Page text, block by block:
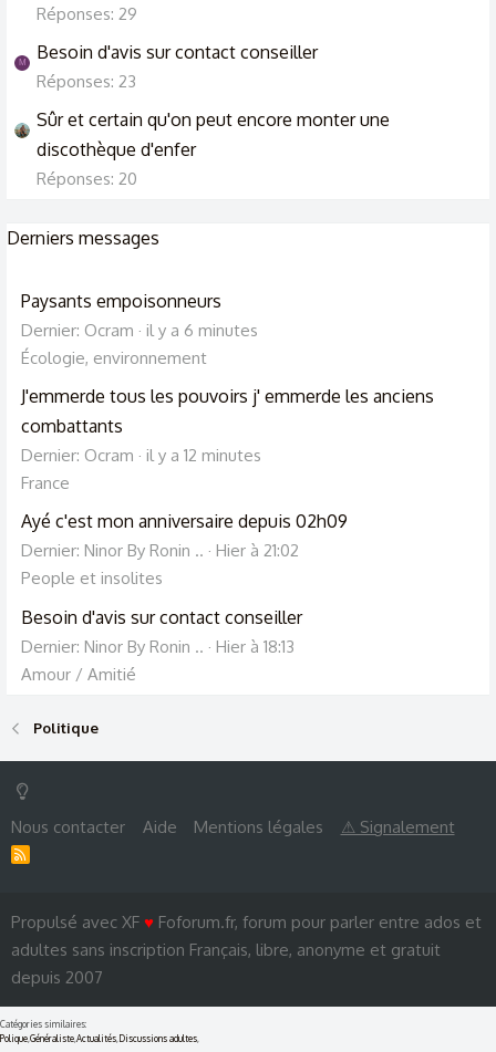
Réponses: 29
M Besoin d'avis sur contact conseiller
Réponses: 23
Sûr et certain qu'on peut encore monter une
discothèque d'enfer
Réponses: 20
Derniers messages
Paysants empoisonneurs
Dernier: Ocram
il y a 6 minutes
Écologie, environnement
J'emmerde tous les pouvoirs j' emmerde les anciens
combattants
Dernier: Ocram
il y a 12 minutes
France
Ayé c'est mon anniversaire depuis 02h09
Dernier: Ninor By Ronin ..
Hier à 21:02
People et insolites
Besoin d'avis sur contact conseiller
Dernier: Ninor By Ronin ..
Hier à 18:13
Amour / Amitié
Politique
Nous contacter Aide Mentions légales ⚠ Signalement
R
Propulsé avec XF ♥ Foforum.fr, forum pour parler entre ados et
adultes sans inscription Français, libre, anonyme et gratuit
depuis 2007
Catégories similaires:
Polique Généraliste Actualités Discussions adultes